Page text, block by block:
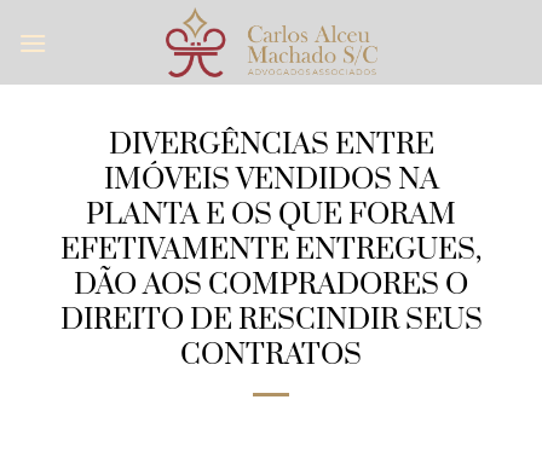
DIVERGÊNCIAS ENTRE
IMÓVEIS VENDIDOS NA
PLANTA E OS QUE FORAM
EFETIVAMENTE ENTREGUES,
DÃO AOS COMPRADORES O
DIREITO DE RESCINDIR SEUS
CONTRATOS